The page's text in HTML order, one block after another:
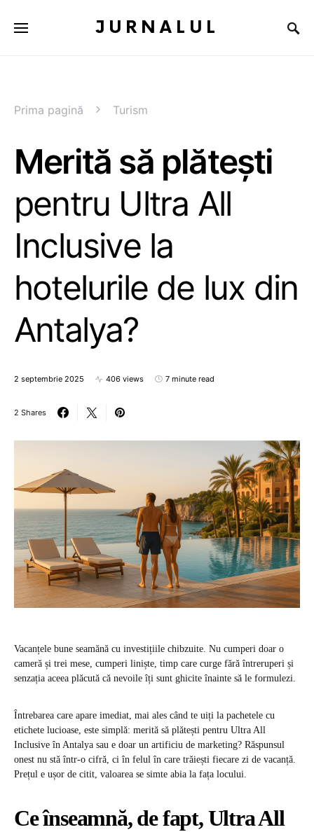
JURNALUL
Prima pagină Turism
Merită să plătești
pentru Ultra All
Inclusive la
hotelurile de lux din
Antalya?
2 septembrie 2025 406 views 7 minute read
2 Shares
Vacanțele bune seamănă cu investițiile chibzuite. Nu cumperi doar o
cameră și trei mese, cumperi liniște, timp care curge fără întreruperi și
senzația aceea plăcută că nevoile îți sunt ghicite înainte să le formulezi.
Întrebarea care apare imediat, mai ales când te uiți la pachetele cu
etichete lucioase, este simplă: merită să plătești pentru Ultra All
Inclusive în Antalya sau e doar un artificiu de marketing? Răspunsul
onest nu stă într-o cifră, ci în felul în care trăiești fiecare zi de vacanță.
Prețul e ușor de citit, valoarea se simte abia la fața locului.
Ce înseamnă, de fapt, Ultra All